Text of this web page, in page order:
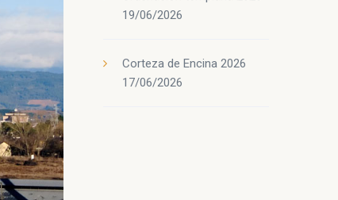
19/06/2026
Corteza de Encina 2026
17/06/2026